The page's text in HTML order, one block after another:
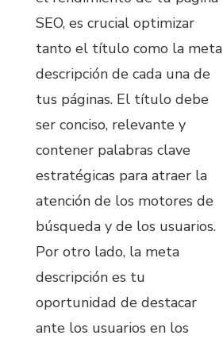
SEO, es crucial optimizar
tanto el título como la meta
descripción de cada una de
tus páginas. El título debe
ser conciso, relevante y
contener palabras clave
estratégicas para atraer la
atención de los motores de
búsqueda y de los usuarios.
Por otro lado, la meta
descripción es tu
oportunidad de destacar
ante los usuarios en los